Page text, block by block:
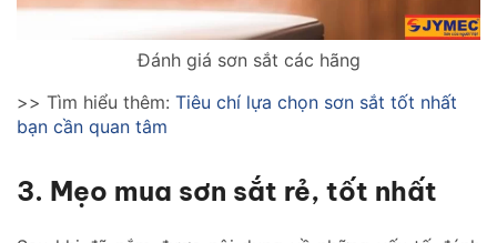
Đánh giá sơn sắt các hãng
>> Tìm hiểu thêm: Tiêu chí lựa chọn sơn sắt tốt nhất
bạn cần quan tâm
3. Mẹo mua sơn sắt rẻ, tốt nhất